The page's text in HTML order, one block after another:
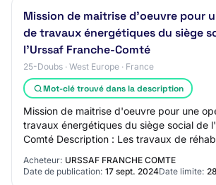
Mission de maitrise d'oeuvre pour
de travaux énergétiques du siège
l'Urssaf Franche-Comté
25-Doubs · West Europe · France
Mot-clé trouvé dans la description
Mission de maitrise d'oeuvre pour une
travaux énergétiques du siège social de
Comté Description : Les travaux de
Acheteur: URSSAF FRANCHE COMTE
Date de publication: 17 sept. 2024Date limite: